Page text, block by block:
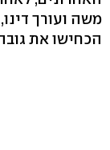
משה ועורך
הכחישו את